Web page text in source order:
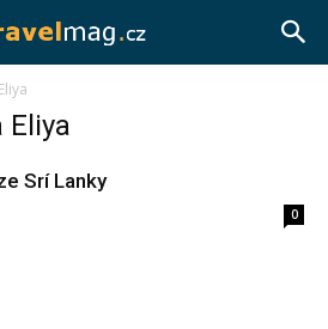
Eliya
Srí Lanky
0